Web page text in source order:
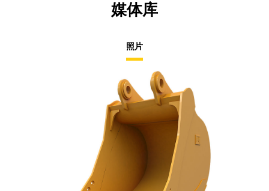
媒体库
照片